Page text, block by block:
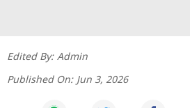
Edited By: Admin
Published On: Jun 3, 2026